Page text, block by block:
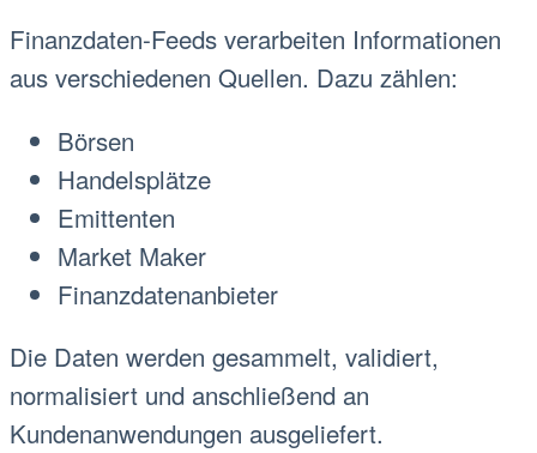
Finanzdaten-Feeds verarbeiten Informationen
aus verschiedenen Quellen. Dazu zählen:
Börsen
Handelsplätze
Emittenten
Market Maker
Finanzdatenanbieter
Die Daten werden gesammelt, validiert,
normalisiert und anschließend an
Kundenanwendungen ausgeliefert.